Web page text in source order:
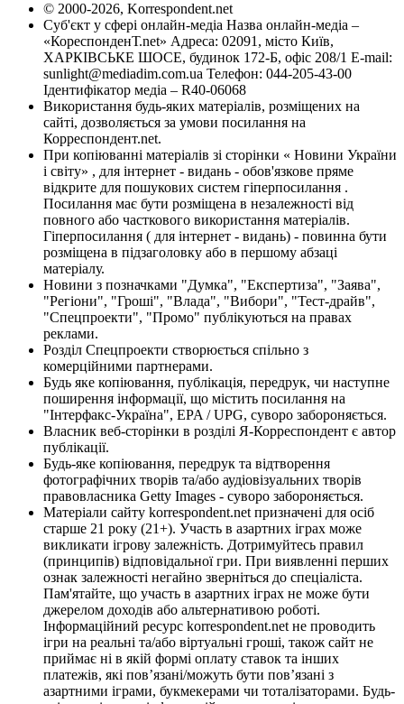
© 2000-2026, Korrespondent.net
Суб'єкт у сфері онлайн-медіа Назва онлайн-медіа –
«КореспонденТ.net» Адреса: 02091, місто Київ,
ХАРКІВСЬКЕ ШОСЕ, будинок 172-Б, офіс 208/1 E-mail:
sunlight@mediadim.com.ua Телефон: 044-205-43-00
Ідентифікатор медіа – R40-06068
Використання будь-яких матеріалів, розміщених на
сайті, дозволяється за умови посилання на
Корреспондент.net.
При копіюванні матеріалів зі сторінки « Новини України
і світу» , для інтернет - видань - обов'язкове пряме
відкрите для пошукових систем гіперпосилання .
Посилання має бути розміщена в незалежності від
повного або часткового використання матеріалів.
Гіперпосилання ( для інтернет - видань) - повинна бути
розміщена в підзаголовку або в першому абзаці
матеріалу.
Новини з позначками "Думка", "Експертиза", "Заява",
"Регіони", "Гроші", "Влада", "Вибори", "Тест-драйв",
"Спецпроекти", "Промо" публікуються на правах
реклами.
Розділ Спецпроекти створюється спільно з
комерційними партнерами.
Будь яке копіювання, публікація, передрук, чи наступне
поширення інформації, що містить посилання на
"Інтерфакс-Україна", EPA / UPG, суворо забороняється.
Власник веб-сторінки в розділі Я-Корреспондент є автор
публікації.
Будь-яке копіювання, передрук та відтворення
фотографічних творів та/або аудіовізуальних творів
правовласника Getty Images - суворо забороняється.
Матеріали сайту korrespondent.net призначені для осіб
старше 21 року (21+). Участь в азартних іграх може
викликати ігрову залежність. Дотримуйтесь правил
(принципів) відповідальної гри. При виявленні перших
ознак залежності негайно зверніться до спеціаліста.
Пам'ятайте, що участь в азартних іграх не може бути
джерелом доходів або альтернативою роботі.
Інформаційний ресурс korrespondent.net не проводить
ігри на реальні та/або віртуальні гроші, також сайт не
приймає ні в якій формі оплату ставок та інших
платежів, які пов’язані/можуть бути пов’язані з
азартними іграми, букмекерами чи тоталізаторами. Будь-